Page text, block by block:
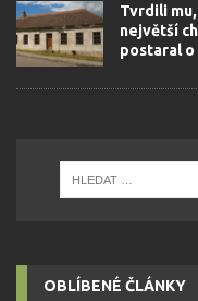
Tvrdili
největší
postaral
OBLÍBENÉ ČLÁNKY